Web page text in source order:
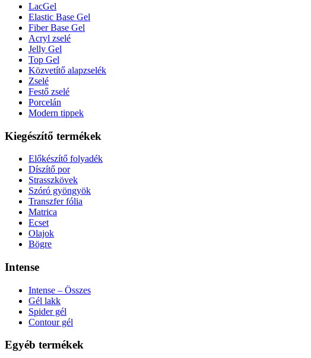
LacGel
Elastic Base Gel
Fiber Base Gel
Acryl zselé
Jelly Gel
Top Gel
Közvetítő alapzselék
Zselé
Festő zselé
Porcelán
Modern tippek
Kiegészítő termékek
Előkészítő folyadék
Díszítő por
Strasszkövek
Szóró gyöngyök
Transzfer fólia
Matrica
Ecset
Olajok
Bögre
Intense
Intense – Összes
Gél lakk
Spider gél
Contour gél
Egyéb termékek